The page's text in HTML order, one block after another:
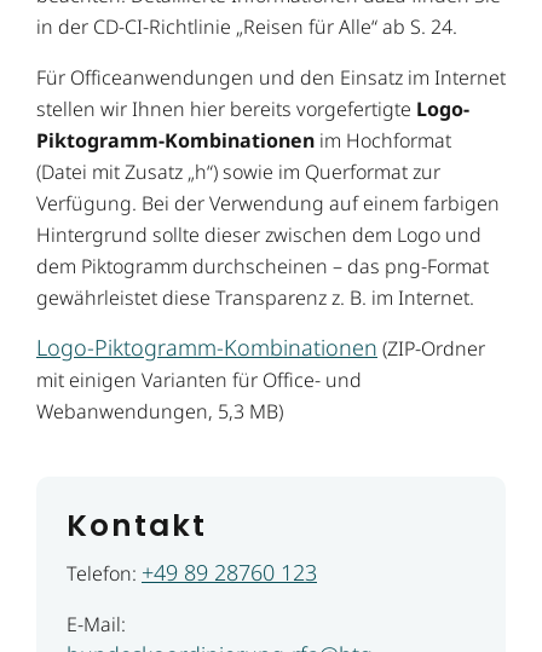
in der CD-CI-Richtlinie „Reisen für Alle“ ab S. 24.
Für Officeanwendungen und den Einsatz im Internet
stellen wir Ihnen hier bereits vorgefertigte Logo-
Piktogramm-Kombinationen im Hochformat
(Datei mit Zusatz „h“) sowie im Querformat zur
Verfügung. Bei der Verwendung auf einem farbigen
Hintergrund sollte dieser zwischen dem Logo und
dem Piktogramm durchscheinen – das png-Format
gewährleistet diese Transparenz z. B. im Internet.
Logo-Piktogramm-Kombinationen (ZIP-Ordner
mit einigen Varianten für Office- und
Webanwendungen, 5,3 MB)
Kontakt
Telefon: +49 89 28760 123
E-Mail: